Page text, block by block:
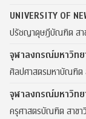
UNIVERSITY OF
ปรัชญาดุษฎีบัณฑิต สา
จุฬาลงกรณ์มหาวิทย
ศิลปศาสตรมหาบัณฑิต
จุฬาลงกรณ์มหาวิทย
ครุศาสตรบัณฑิต สาขา